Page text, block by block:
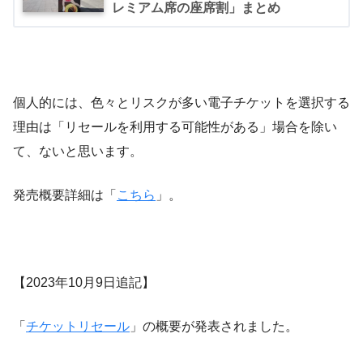
レミアム席の座席割」まとめ
個人的には、色々とリスクが多い電子チケットを選択する
理由は「リセールを利用する可能性がある」場合を除い
て、ないと思います。
発売概要詳細は「 こちら 」。
【2023年10月9日追記】
「 チケットリセール 」の概要が発表されました。